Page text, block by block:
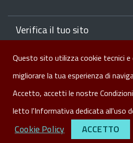
Verifica il tuo sito
Trasparenza dei siti web
Visite:427558
Note Legali |Privacy| Cookie Policy
Sito
Questo sito utilizza cookie tecnici
migliorare la tua esperienza di
Accetto, accetti le nostre
letto l'Informativa dedicata all'uso
Cookie Policy ACCETTO